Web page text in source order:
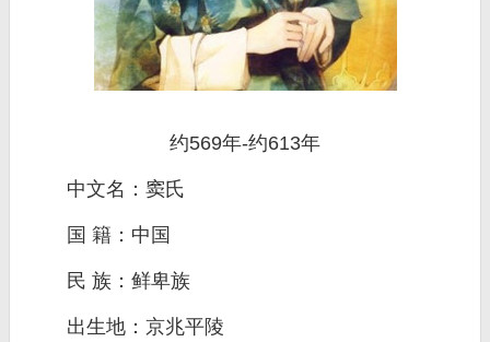
约569年-约613年
中文名：窦氏
国 籍：中国
民 族：鲜卑族
出生地：京兆平陵